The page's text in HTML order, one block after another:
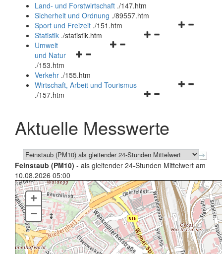
und
schließen
Land- und Forstwirtschaft ./147.htm
Sicherheit und Ordnung ./89557.htm
Navigationsmenü
Sport und Freizeit ./151.htm
Navigationsmenü
Statistik ./statistik.htm
Navigationsmenü
und
schließen
Umwelt
und Natur
./153.htm
Verkehr ./155.htm
Navigationsmenü
schließen
Wirtschaft, Arbeit und Tourismus
./157.htm
Aktuelle Messwerte
Feinstaub (PM10) - als gleitender 24-Stunden Mittelwert am
10.08.2026 05:00
+
–